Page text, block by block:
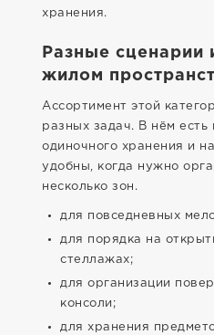
хранения.
Разные сценарии
жилом
Ассортимент этой
разных задач. В нём есть
одиночного хранения и
удобны, когда нужно
несколько зон.
для повседневных
для порядка на
стеллажах;
для организации
консоли;
для хранения